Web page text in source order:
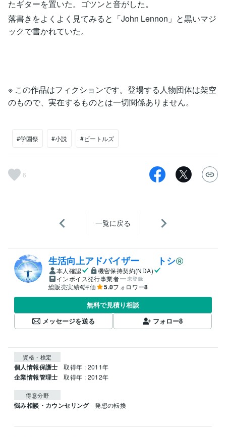
たギターを置いた。ゴツンと音がした。
落書きをよくよく見てみると「John Lennon」と黒いマジ
ックで書かれていた。
※ この作品はフィクションです。登場する人物団体は架空
のもので、実在するものとは一切関係ありません。
#学園祭 #小説 #ビートルズ
6
一覧に戻る
生活向上アドバイザー トシ
本人確認
機密保持契約(NDA)
インボイス発行事業者
未登録
総販売実績4評価 5.0フォロワー8
無料で見積り相談
メッセージを送る
フォロー8
資格・検定
個人情報保護士 取得年 : 2011年
企業情報管理士 取得年 : 2012年
得意分野
悩み相談・カウンセリング 発想の転換